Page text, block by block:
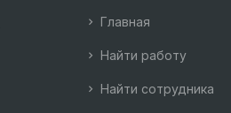
Главная
Найти работу
Найти сотрудника